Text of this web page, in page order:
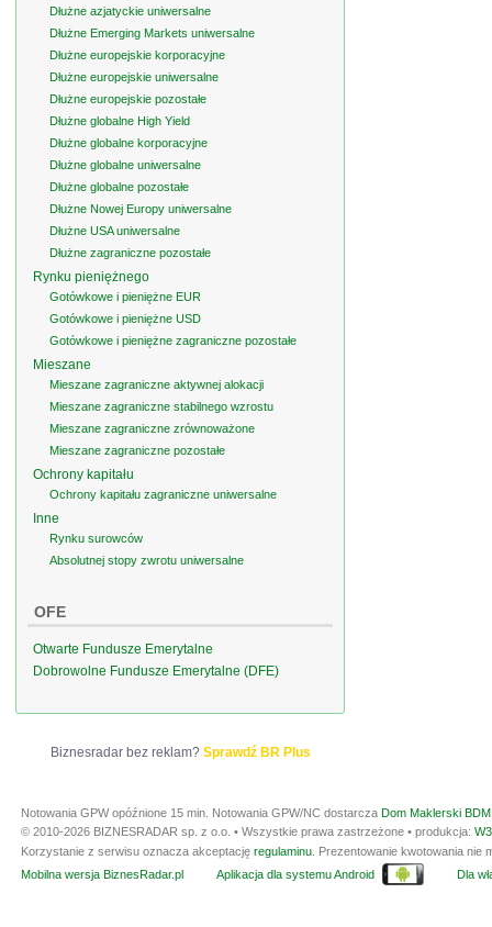
Dłużne azjatyckie uniwersalne
Dłużne Emerging Markets uniwersalne
Dłużne europejskie korporacyjne
Dłużne europejskie uniwersalne
Dłużne europejskie pozostałe
Dłużne globalne High Yield
Dłużne globalne korporacyjne
Dłużne globalne uniwersalne
Dłużne globalne pozostałe
Dłużne Nowej Europy uniwersalne
Dłużne USA uniwersalne
Dłużne zagraniczne pozostałe
Rynku pieniężnego
Gotówkowe i pieniężne EUR
Gotówkowe i pieniężne USD
Gotówkowe i pieniężne zagraniczne pozostałe
Mieszane
Mieszane zagraniczne aktywnej alokacji
Mieszane zagraniczne stabilnego wzrostu
Mieszane zagraniczne zrównoważone
Mieszane zagraniczne pozostałe
Ochrony kapitału
Ochrony kapitału zagraniczne uniwersalne
Inne
Rynku surowców
Absolutnej stopy zwrotu uniwersalne
OFE
Otwarte Fundusze Emerytalne
Dobrowolne Fundusze Emerytalne (DFE)
Biznesradar bez reklam? Sprawdź BR Plus
Notowania GPW opóźnione 15 min. Notowania GPW/NC dostarcza Dom Maklerski
© 2010-2026 BIZNESRADAR sp. z o.o. • Wszystkie prawa zastrzeżone • produkcja:
Korzystanie z serwisu oznacza akceptację regulaminu . Prezentowanie kwotowania
Mobilna wersja BiznesRadar.pl
Aplikacja dla systemu Android Dla